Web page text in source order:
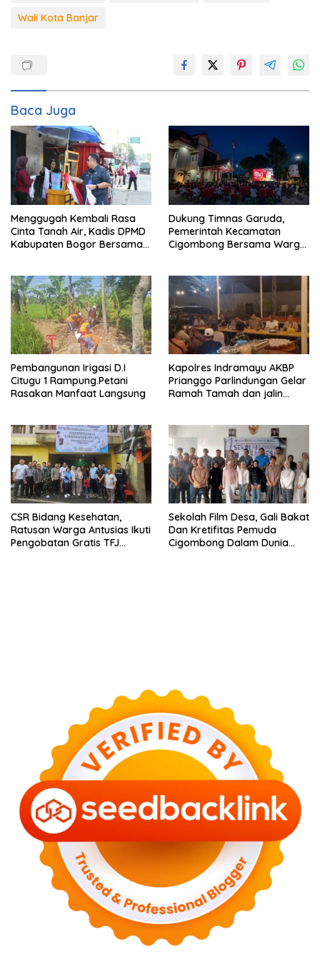
Wali Kota Banjar
Baca Juga
Menggugah Kembali Rasa
Cinta Tanah Air, Kadis DPMD
Kabupaten Bogor Bersama
Masyarakat Dan Pengguna
Jalan.
Dukung Timnas Garuda,
Pemerintah Kecamatan
Cigombong Bersama Warga
Pembangunan Irigasi D.I
Citugu 1 Rampung.Petani
Rasakan Manfaat Langsung
Kapolres Indramayu AKBP
Prianggo Parlindungan Gelar
Ramah Tamah dan jalin
CSR Bidang Kesehatan,
Ratusan Warga Antusias Ikuti
Pengobatan Gratis TFJ
Sekolah Film Desa, Gali Bakat
Dan Kretifitas Pemuda
Cigombong Dalam Dunia